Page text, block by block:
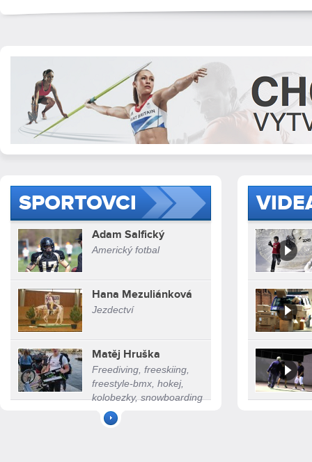
SPORTOVCI
Adam Salfický
Americký fotbal
Hana Mezuliánková
Jezdectví
Matěj Hruška
Freediving, freeskiing,
freestyle-bmx, hokej,
kolobezky, snowboarding